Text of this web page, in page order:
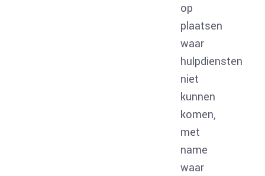
op
plaatsen
waar
hulpdiensten
niet
kunnen
komen,
met
name
waar